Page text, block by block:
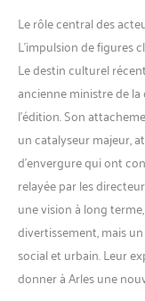
Le rôle central des
L’impulsion de figures
Le destin culturel
ancienne ministre de
l’édition. Son
un catalyseur majeur,
d’envergure qui ont
relayée par les
une vision à long
divertissement, mais un
social et urbain. Leur
donner à Arles une